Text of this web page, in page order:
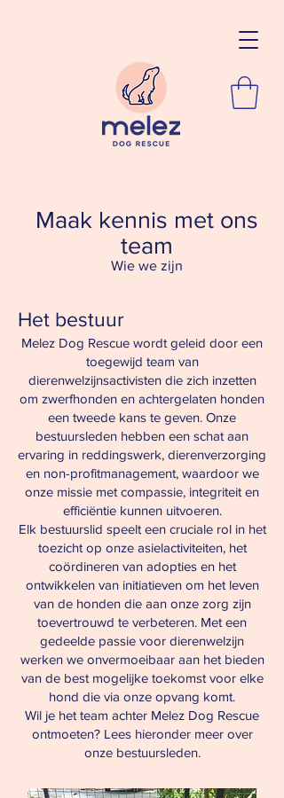
Maak kennis met ons
team
Wie we zijn
Het bestuur
Melez Dog Rescue wordt geleid door een
toegewijd team van
dierenwelzijnsactivisten die zich inzetten
om zwerfhonden en achtergelaten honden
een tweede kans te geven. Onze
bestuursleden hebben een schat aan
ervaring in reddingswerk, dierenverzorging
en non-profitmanagement, waardoor we
onze missie met compassie, integriteit en
efficiëntie kunnen uitvoeren.
Elk bestuurslid speelt een cruciale rol in het
toezicht op onze asielactiviteiten, het
coördineren van adopties en het
ontwikkelen van initiatieven om het leven
van de honden die aan onze zorg zijn
toevertrouwd te verbeteren. Met een
gedeelde passie voor dierenwelzijn
werken we onvermoeibaar aan het bieden
van de best mogelijke toekomst voor elke
hond die via onze opvang komt.
Wil je het team achter Melez Dog Rescue
ontmoeten? Lees hieronder meer over
onze bestuursleden.